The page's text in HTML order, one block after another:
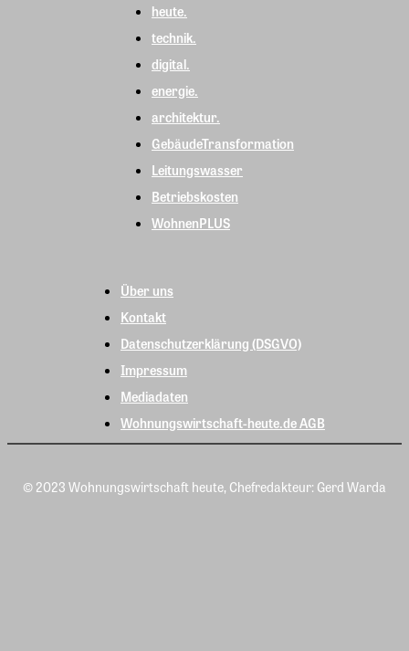
heute.
technik.
digital.
energie.
architektur.
GebäudeTransformation
Leitungswasser
Betriebskosten
WohnenPLUS
Über uns
Kontakt
Datenschutzerklärung (DSGVO)
Impressum
Mediadaten
Wohnungswirtschaft-heute.de AGB
© 2023 Wohnungswirtschaft heute, Chefredakteur: Gerd Warda